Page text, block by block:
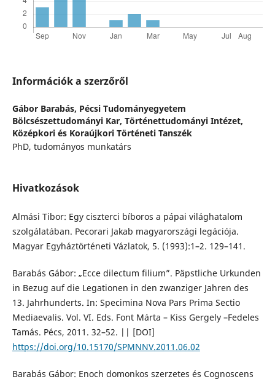
Információk a szerzőről
Gábor Barabás, Pécsi Tudományegyetem
Bölcsészettudományi Kar, Történettudományi Intézet,
Középkori és Koraújkori Történeti Tanszék
PhD, tudományos munkatárs
Hivatkozások
Almási Tibor: Egy ciszterci bíboros a pápai világhatalom
szolgálatában. Pecorari Jakab magyarországi legációja.
Magyar Egyháztörténeti Vázlatok, 5. (1993):1–2. 129–141.
Barabás Gábor: „Ecce dilectum filium”. Päpstliche Urkunden
in Bezug auf die Legationen in den zwanziger Jahren des
13. Jahrhunderts. In: Specimina Nova Pars Prima Sectio
Mediaevalis. Vol. VI. Eds. Font Márta – Kiss Gergely –Fedeles
Tamás. Pécs, 2011. 32–52. || [DOI]
https://doi.org/10.15170/SPMNNV.2011.06.02
Barabás Gábor: Enoch domonkos szerzetes és Cognoscens